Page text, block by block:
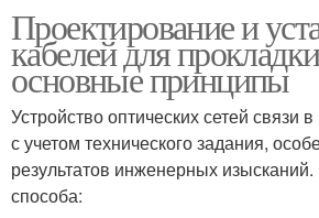
Проектирование и
кабелей для
основные принципы
Устройство оптических сетей связи
с учетом технического задания,
результатов инженерных
способа: